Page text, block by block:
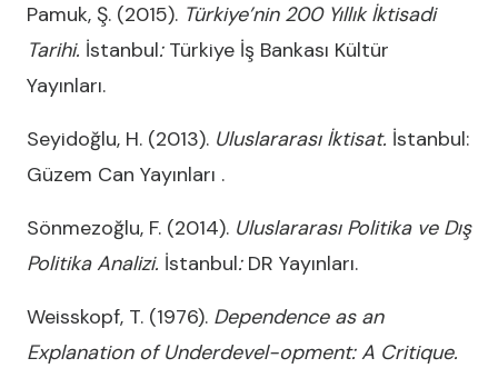
Pamuk, Ş. (2015). Türkiye’nin 200 Yıllık İktisadi
Tarihi. İstanbul:Türkiye İş Bankası Kültür
Yayınları.
Seyidoğlu, H. (2013). Uluslararası İktisat. İstanbul:
Güzem Can Yayınları .
Sönmezoğlu, F. (2014). Uluslararası Politika ve Dış
Politika Analizi. İstanbul:DR Yayınları.
Weisskopf, T. (1976). Dependence as an
Explanation of Underdevel-opment: A Critique.